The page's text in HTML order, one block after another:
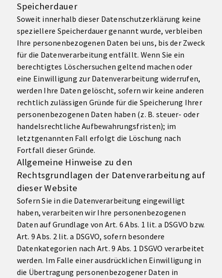
Speicherdauer
Soweit innerhalb dieser Datenschutzerklärung keine
speziellere Speicherdauer genannt wurde, verbleiben
Ihre personenbezogenen Daten bei uns, bis der Zweck
für die Datenverarbeitung entfällt. Wenn Sie ein
berechtigtes Löschersuchen geltend machen oder
eine Einwilligung zur Datenverarbeitung widerrufen,
werden Ihre Daten gelöscht, sofern wir keine anderen
rechtlich zulässigen Gründe für die Speicherung Ihrer
personenbezogenen Daten haben (z. B. steuer- oder
handelsrechtliche Aufbewahrungsfristen); im
letztgenannten Fall erfolgt die Löschung nach
Fortfall dieser Gründe.
Allgemeine Hinweise zu den
Rechtsgrundlagen der Datenverarbeitung auf
dieser Website
Sofern Sie in die Datenverarbeitung eingewilligt
haben, verarbeiten wir Ihre personenbezogenen
Daten auf Grundlage von Art. 6 Abs. 1 lit. a DSGVO bzw.
Art. 9 Abs. 2 lit. a DSGVO, sofern besondere
Datenkategorien nach Art. 9 Abs. 1 DSGVO verarbeitet
werden. Im Falle einer ausdrücklichen Einwilligung in
die Übertragung personenbezogener Daten in